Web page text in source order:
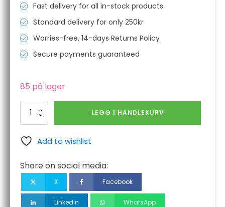
Fast delivery for all in-stock products
Standard delivery for only 250kr
Worries-free, 14-days Returns Policy
Secure payments guaranteed
85 på lager
Black
Clean
Disc
for
overflaterens
antall
LEGG I HANDLEKURV
Add to wishlist
Share on social media:
X Facebook
Linkedin WhatsApp